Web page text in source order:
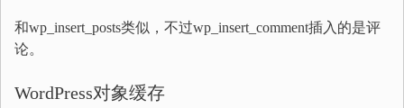
和wp_insert_posts类似，不过wp_insert_comment插入的是评
论。
WordPress对象缓存